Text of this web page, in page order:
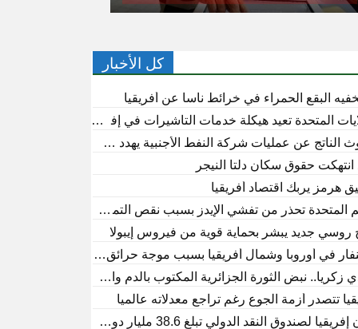
كل الأخبار
البقع الحمراء في خرائط ناسا عن أفريقيا
المتحدة تعيد هيكلة خدمات التأشيرات في إفريقيا
الناتج عن عمليات شركة النفط الأجنبية يهدد سكان الكونغو
حقوق سكان دلتا النيجر
هرمز يربك اقتصاد أفريقيا
المتحدة تحذر من تفشي الإيدز بسبب نقص التمويل!
روسي جديد يبشر بحماية قوية من فيروس إيبولا
في أوروبا وشمال أفريقيا بسبب موجة حرائق غابات غير مسبوقة
زكريا.. نبض الثورة الجزائرية المكتوب بالدم واللهب
تتصدر أزمة الجوع رغم تراجع معدلاته عالميا
لصندوق النقد الدولي تبلغ 38.6 مليار دولار